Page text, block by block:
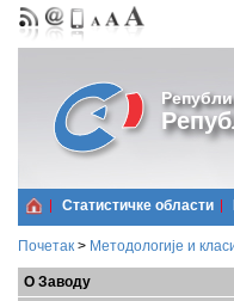
Статистичке области
Почетак > Методологије и
О Заводу